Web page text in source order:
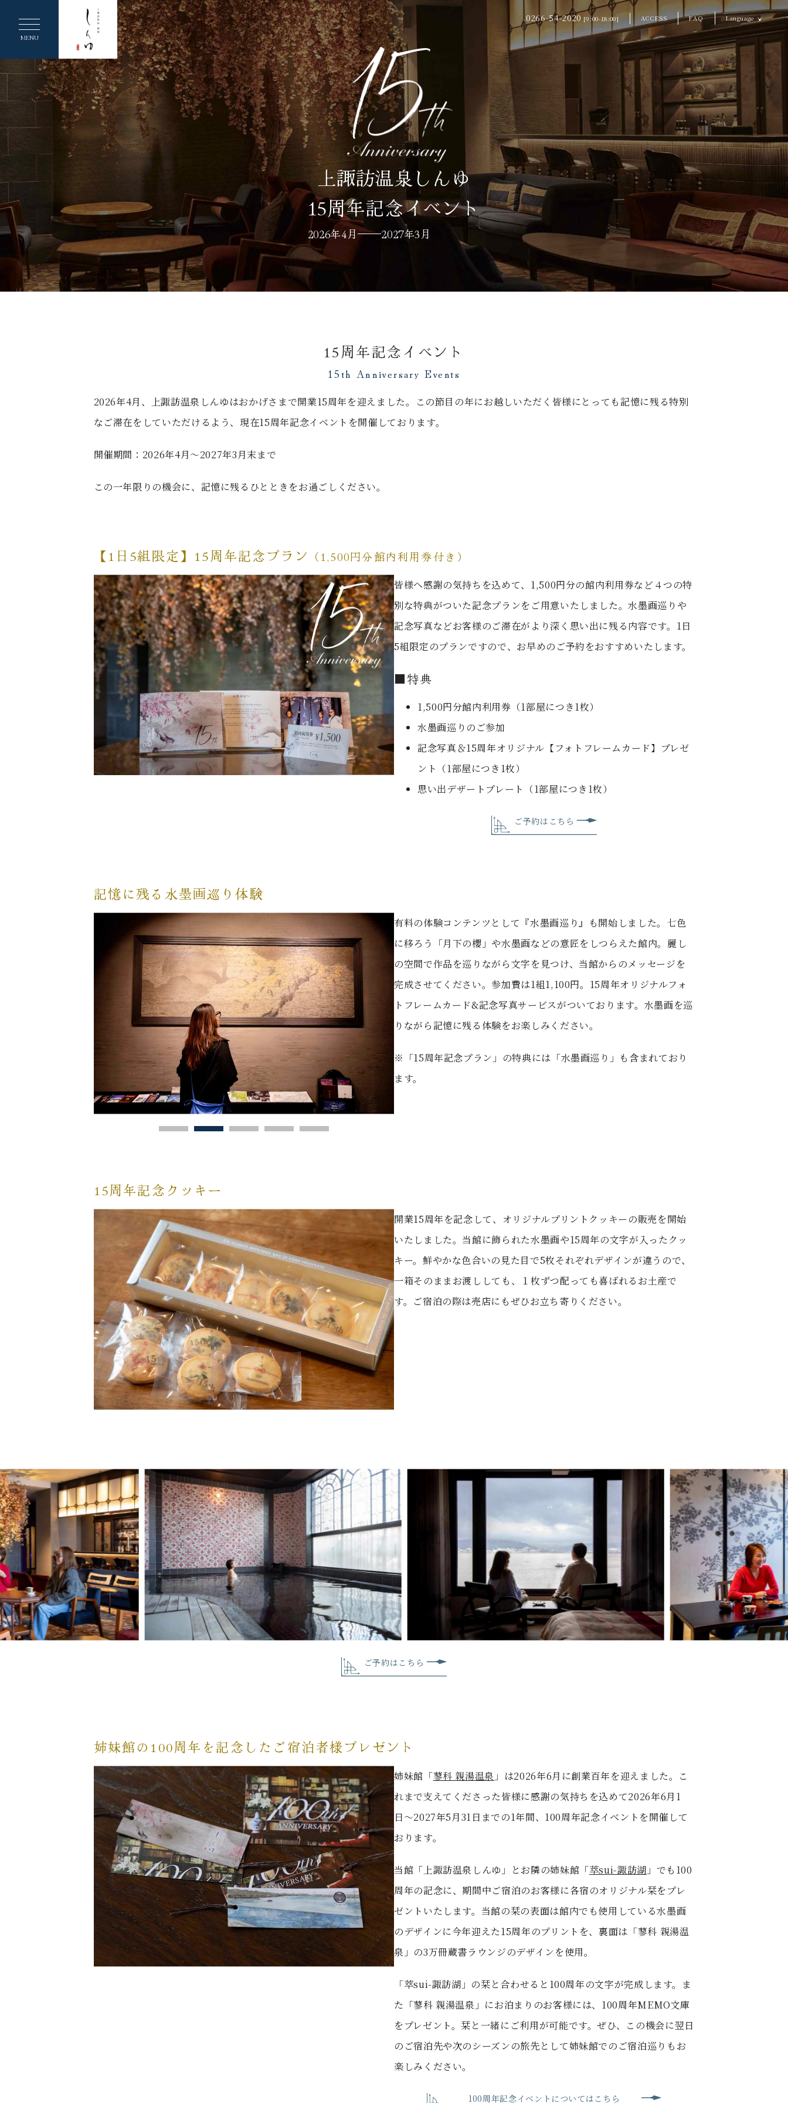
ー
ュ
ー
ッ
プ
MENU
0266-54-2020 [9:00-18:00] ACCESS FAQ Language
上諏訪温泉しんゆ
15周年記念イベント
2026年4月 2027年3月
15周年記念イベント
2026年4月、上諏訪温泉しんゆはおかげさまで開業15周年を迎えました。この節目の年にお越しいただく皆様にとっても記憶に残る特別
なご滞在をしていただけるよう、現在15周年記念イベントを開催しております。
開催期間：2026年4月〜2027年3月末まで
この一年限りの機会に、記憶に残るひとときをお過ごしください。
【1日5組限定】 15周年記念プラン （1,500円分館内利用券付き）
皆様へ感謝の気持ちを込めて、1,500円分の館内利用券など４つの特
別な特典がついた記念プランをご用意いたしました。水墨画巡りや
記念写真などお客様のご滞在がより深く思い出に残る内容です。1日
5組限定のプランですので、お早めのご予約をおすすめいたします。
■特典
1,500円分館内利用券（1部屋につき1枚）
水墨画巡りのご参加
記念写真＆15周年オリジナル【フォトフレームカード】プレゼ
ント（1部屋につき1枚）
思い出デザートプレート（1部屋につき1枚）
ご予約はこちら
記憶に残る水墨画巡り体験
有料の体験コンテンツとして『水墨画巡り』も開始しました。七色
に移ろう「月下の櫻」や水墨画などの意匠をしつらえた館内。麗し
の空間で作品を巡りながら文字を見つけ、当館からのメッセージを
完成させてください。参加費は1組1,100円。15周年オリジナルフォ
トフレームカード&記念写真サービスがついております。水墨画を巡
りながら記憶に残る体験をお楽しみください。
※「15周年記念プラン」の特典には「水墨画巡り」も含まれており
ます。
15周年記念クッキー
開業15周年を記念して、オリジナルプリントクッキーの販売を開始
いたしました。当館に飾られた水墨画や15周年の文字が入ったクッ
キー。鮮やかな色合いの見た目で5枚それぞれデザインが違うので、
一箱そのままお渡ししても、１枚ずつ配っても喜ばれるお土産で
す。ご宿泊の際は売店にもぜひお立ち寄りください。
ご予約はこちら
姉妹館の100周年を記念したご宿泊者様プレゼント
姉妹館「蓼科 親湯温泉 」は2026年6月に創業百年を迎えました。こ
れまで支えてくださった皆様に感謝の気持ちを込めて2026年6月1
日〜2027年5月31日までの1年間、100周年記念イベントを開催して
おります。
当館「上諏訪温泉しんゆ」とお隣の姉妹館「萃sui-諏訪湖 」でも100
周年の記念に、期間中ご宿泊のお客様に各宿のオリジナル栞をプレ
ゼントいたします。当館の栞の表面は館内でも使用している水墨画
のデザインに今年迎えた15周年のプリントを、裏面は「蓼科 親湯温
泉」の3万冊蔵書ラウンジのデザインを使用。
「萃sui-諏訪湖」の栞と合わせると100周年の文字が完成します。ま
た「蓼科 親湯温泉」にお泊まりのお客様には、100周年MEMO文庫
をプレゼント。栞と一緒にご利用が可能です。ぜひ、この機会に翌日
のご宿泊先や次のシーズンの旅先として姉妹館でのご宿泊巡りもお
楽しみください。
100周年記念イベント についてはこちら